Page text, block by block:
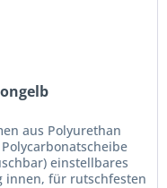
aus Polyurethan
einstellbares
innen, für rutschfesten